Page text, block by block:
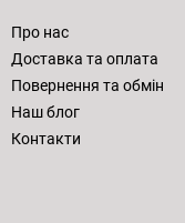
Про нас
Доставка та оплата
Повернення та обмін
Наш блог
Контакти